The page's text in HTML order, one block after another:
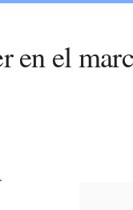
en el